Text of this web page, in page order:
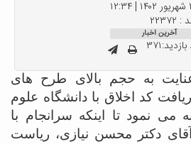
آخرین اخبار
به حجم بالای طرح های
کد اخلاق با دانشگاه علوم
می نمود تا اینکه سرانجام با
دکتر محسن نیازی، ریاست